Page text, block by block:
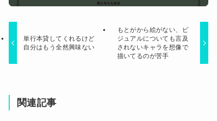
単行本貸してくれるけど
自分はもう全然興味ない
もとがから絵がない、ビ
ジュアルについても言及
されないキャラを想像で
描いてるのが苦手
関連記事